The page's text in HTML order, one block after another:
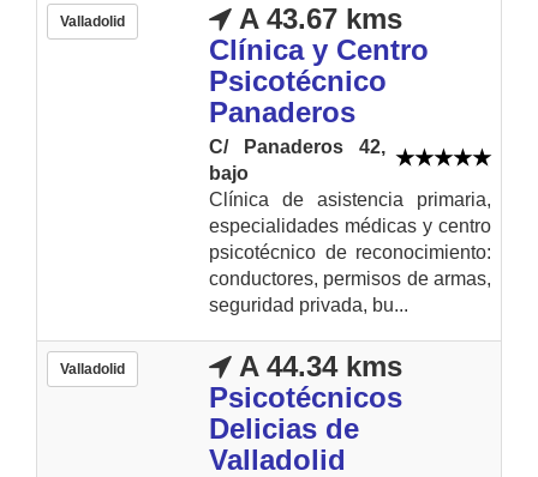
Valladolid
A 43.67 kms
Clínica y Centro
Psicotécnico
Panaderos
C/ Panaderos 42,
bajo
Clínica de asistencia primaria,
especialidades médicas y centro
psicotécnico de reconocimiento:
conductores, permisos de armas,
seguridad privada, bu...
Valladolid
A 44.34 kms
Psicotécnicos
Delicias de
Valladolid